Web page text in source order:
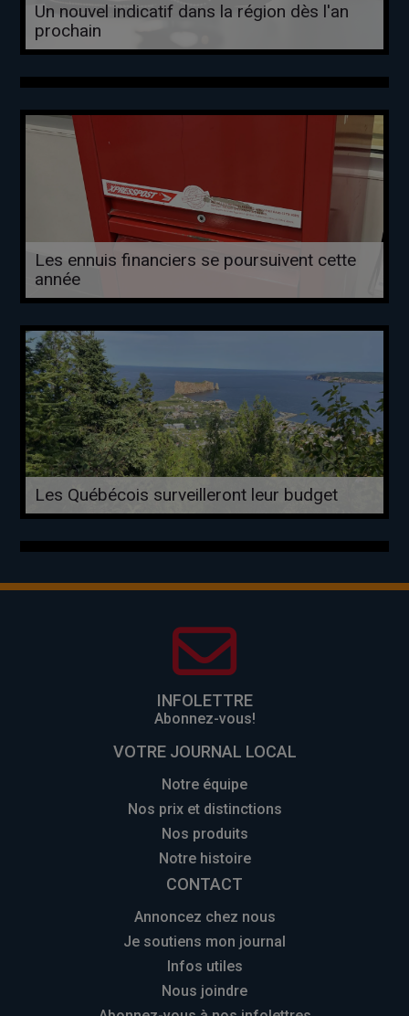
Un nouvel indicatif dans la région dès l'an
prochain
Les ennuis financiers se poursuivent cette
année
Les Québécois surveilleront leur budget
INFOLETTRE
Abonnez-vous!
VOTRE JOURNAL LOCAL
Notre équipe
Nos prix et distinctions
Nos produits
Notre histoire
CONTACT
Annoncez chez nous
Je soutiens mon journal
Infos utiles
Nous joindre